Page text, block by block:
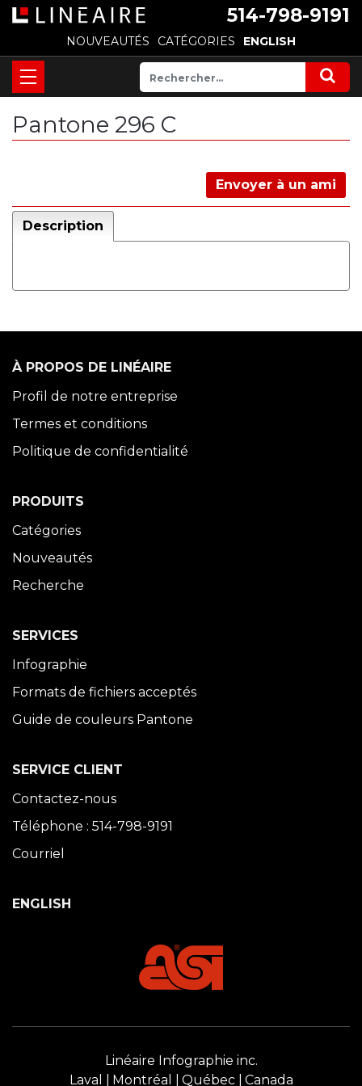
514-798-9191
NOUVEAUTÉS CATÉGORIES ENGLISH
Pantone 296 C
Envoyer à un ami
Description
À PROPOS DE LINÉAIRE
Profil de notre entreprise
Termes et conditions
Politique de confidentialité
PRODUITS
Catégories
Nouveautés
Recherche
SERVICES
Infographie
Formats de fichiers acceptés
Guide de couleurs Pantone
SERVICE CLIENT
Contactez-nous
Téléphone : 514-798-9191
Courriel
ENGLISH
Linéaire Infographie inc.
Laval
Montréal Québec Canada